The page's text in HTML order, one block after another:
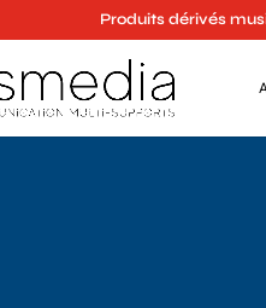
Produits dérivés